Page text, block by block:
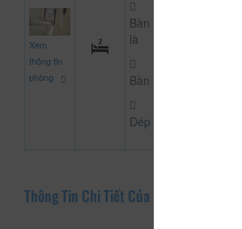
Xem
thông tin
phòng
Bàn
là
Bàn
Dép
Thông Tin Chi Tiết Của Mai Phương Hotel